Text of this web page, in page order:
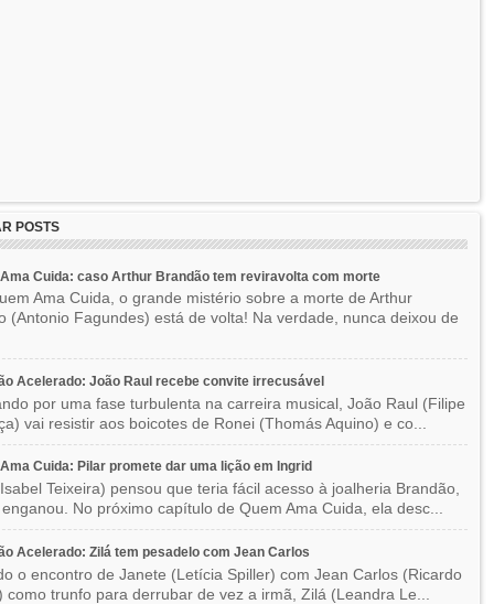
POSTS
Cuida: caso Arthur Brandão tem reviravolta com morte
Ama Cuida, o grande mistério sobre a morte de Arthur
(Antonio Fagundes) está de volta! Na verdade, nunca deixou de
Acelerado: João Raul recebe convite irrecusável
por uma fase turbulenta na carreira musical, João Raul (Filipe
vai resistir aos boicotes de Ronei (Thomás Aquino) e co...
Cuida: Pilar promete dar uma lição em Ingrid
Teixeira) pensou que teria fácil acesso à joalheria Brandão,
No próximo capítulo de Quem Ama Cuida, ela desc...
Acelerado: Zilá tem pesadelo com Jean Carlos
o encontro de Janete (Letícia Spiller) com Jean Carlos (Ricardo
como trunfo para derrubar de vez a irmã, Zilá (Leandra Le...